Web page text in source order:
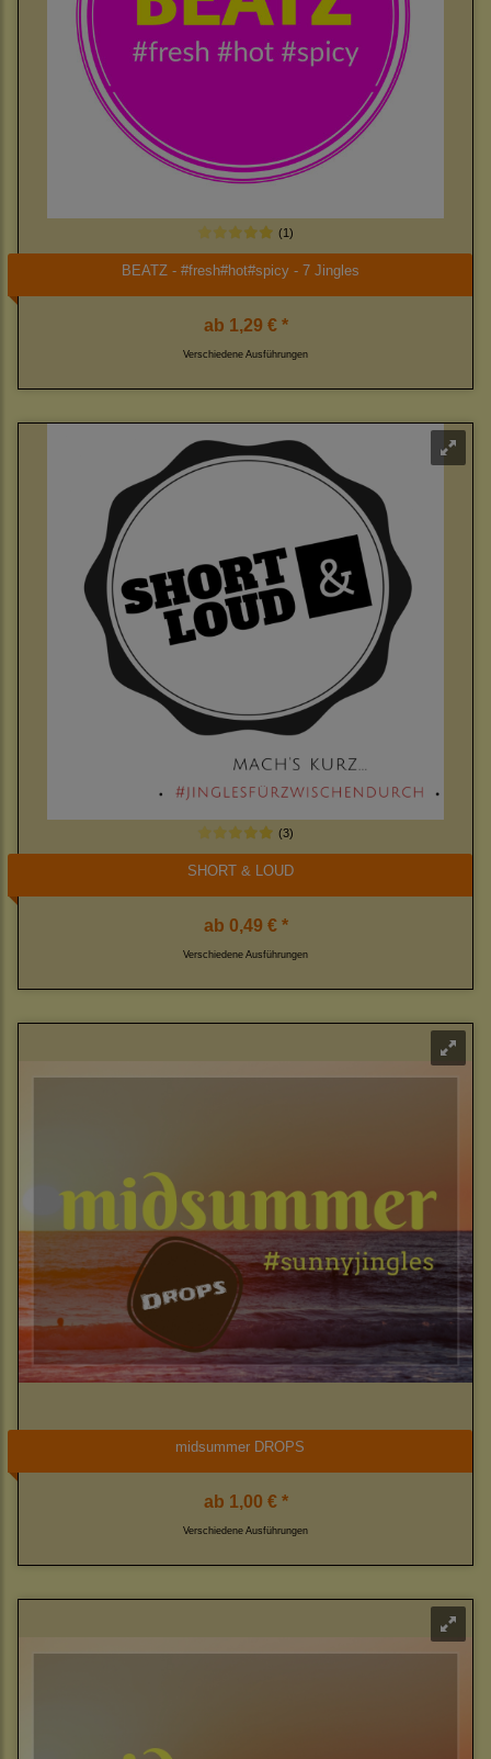
(1)
BEATZ - #fresh#hot#spicy - 7 Jingles
ab 1,29 € *
Verschiedene Ausführungen
(3)
SHORT & LOUD
ab 0,49 € *
Verschiedene Ausführungen
midsummer DROPS
ab 1,00 € *
Verschiedene Ausführungen